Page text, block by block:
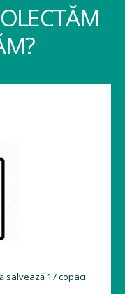
salvează 17 copaci.